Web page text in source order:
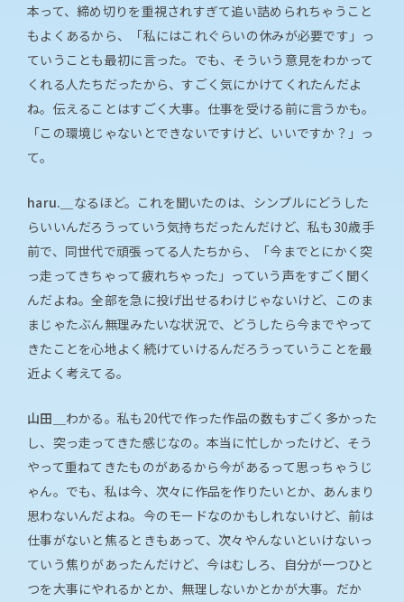
本って、締め切りを重視されすぎて追い詰められちゃうこと
もよくあるから、「私にはこれぐらいの休みが必要です」っ
ていうことも最初に言った。でも、そういう意見をわかって
くれる人たちだったから、すごく気にかけてくれたんだよ
ね。伝えることはすごく大事。仕事を受ける前に言うかも。
「この環境じゃないとできないですけど、いいですか？」っ
て。
haru.＿ なるほど。これを聞いたのは、シンプルにどうした
らいいんだろうっていう気持ちだったんだけど、私も30歳手
前で、同世代で頑張ってる人たちから、「今までとにかく突
っ走ってきちゃって疲れちゃった」っていう声をすごく聞く
んだよね。全部を急に投げ出せるわけじゃないけど、このま
まじゃたぶん無理みたいな状況で、どうしたら今までやって
きたことを心地よく続けていけるんだろうっていうことを最
近よく考えてる。
山田＿ わかる。私も20代で作った作品の数もすごく多かった
し、突っ走ってきた感じなの。本当に忙しかったけど、そう
やって重ねてきたものがあるから今があるって思っちゃうじ
ゃん。でも、私は今、次々に作品を作りたいとか、あんまり
思わないんだよね。今のモードなのかもしれないけど、前は
仕事がないと焦るときもあって、次々やんないといけないっ
ていう焦りがあったんだけど、今はむしろ、自分が一つひと
つを大事にやれるかとか、無理しないかとかが大事。だか